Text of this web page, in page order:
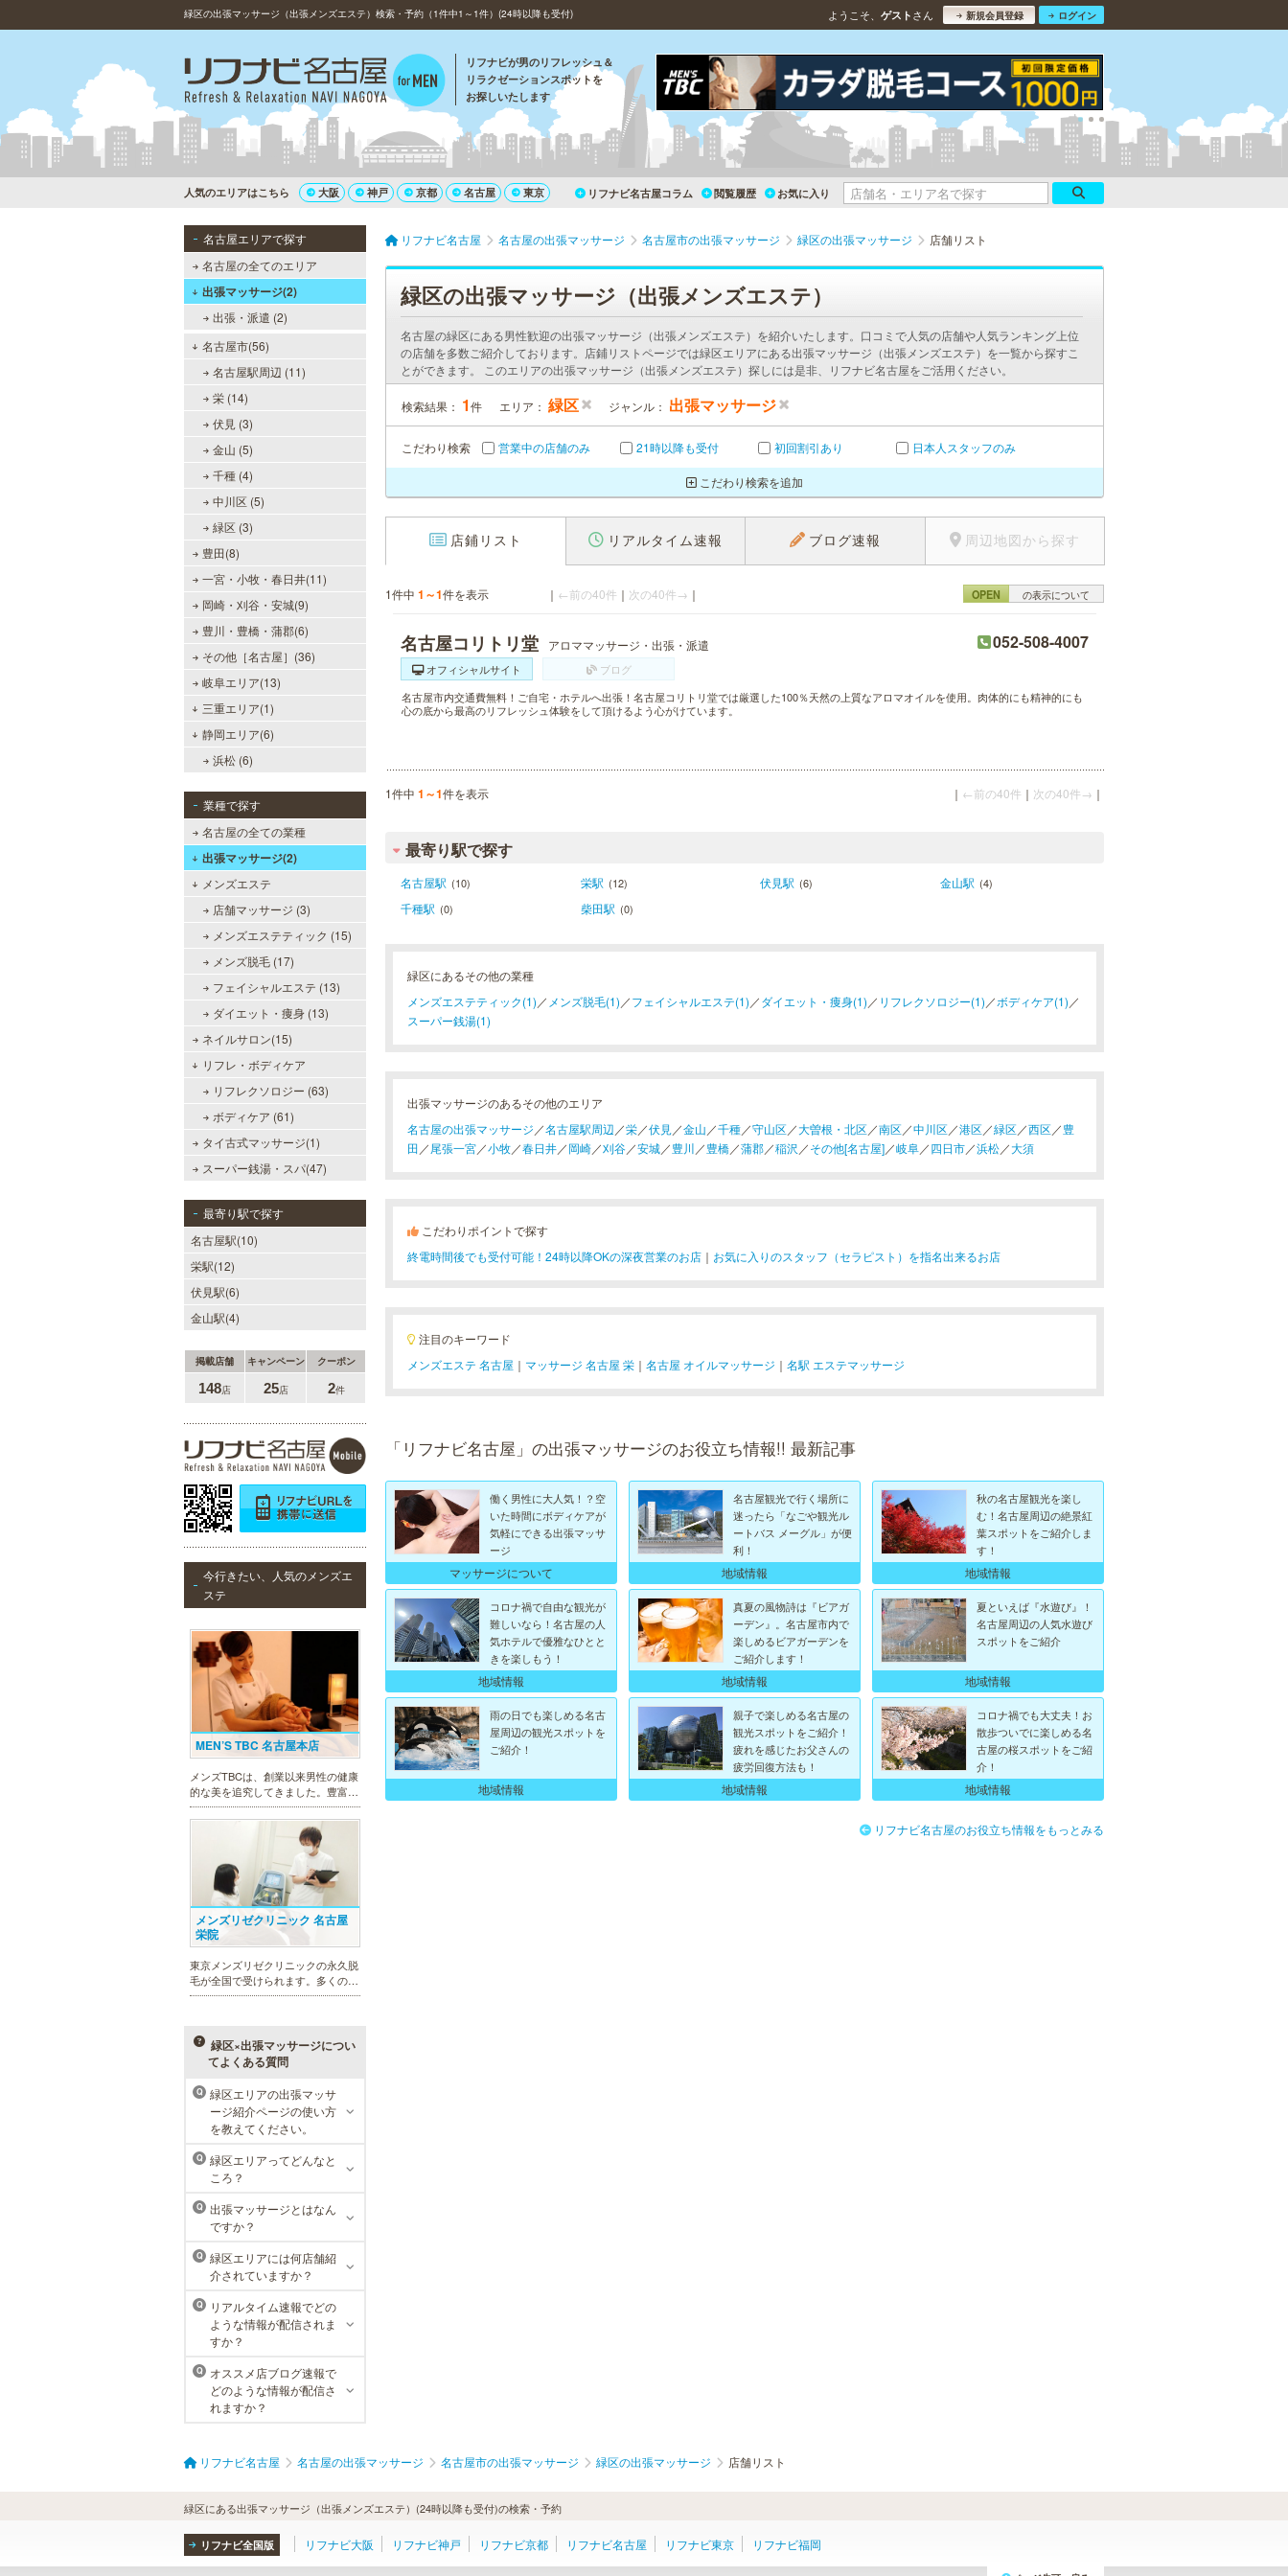
緑区の出張マッサージ（出張メンズエステ）検索・予約（1件中1～1件）(24時以降も受付) ようこそ、 ゲスト さん 新規会員登録 ログイン
リフナビが男のリフレッシュ＆
リラクゼーションスポットを
お探しいたします
人気のエリアはこちら 大阪 神戸 京都 名古屋 東京 リフナビ名古屋コラム 閲覧履歴 お気に入り
名古屋エリアで探す
名古屋の全てのエリア
出張マッサージ(2)
出張・派遣 (2)
名古屋市(56)
名古屋駅周辺 (11)
栄 (14)
伏見 (3)
金山 (5)
千種 (4)
中川区 (5)
緑区 (3)
豊田(8)
一宮・小牧・春日井(11)
岡崎・刈谷・安城(9)
豊川・豊橋・蒲郡(6)
その他［名古屋］(36)
岐阜エリア(13)
三重エリア(1)
静岡エリア(6)
浜松 (6)
業種で探す
名古屋の全ての業種
出張マッサージ(2)
メンズエステ
店舗マッサージ (3)
メンズエステティック (15)
メンズ脱毛 (17)
フェイシャルエステ (13)
ダイエット・痩身 (13)
ネイルサロン(15)
リフレ・ボディケア
リフレクソロジー (63)
ボディケア (61)
タイ古式マッサージ(1)
スーパー銭湯・スパ(47)
最寄り駅で探す
名古屋駅(10)
栄駅(12)
伏見駅(6)
金山駅(4)
掲載店舗 キャンペーン クーポン
148店 25店 2件
今行きたい、人気のメンズエ
ステ
MEN’S TBC 名古屋本店
メンズTBCは、創業以来男性の健康
的な美を追究してきました。豊富な
脱毛メニューを始め、フェイシャル
ケア、下腹引き締め等、各種お得な
体験コースを取り揃えています。選
べる種類の多さで初めての方も安心
です。
メンズリゼクリニック 名古屋
栄院
東京メンズリゼクリニックの永久脱
毛が全国で受けられます。多くの男
性患者様にご支持頂き、新宿1院か
展開するクリニックになりました。
ラ・パルレ 名古屋本店
ラ・パルレでは、内側からも外側か
らも健康的に美しく男性をサポー
ト。脱メタボリックやダイエット、
マッチョコースやにきび内外コー
ス、アロマトリートメント等多彩な
メニューをご用意。お得な体験コー
緑区×出張マッサージについ
てよくある質問
Q
緑区エリアの出張マッサ
ージ紹介ページの使い方
を教えてください。
Q
緑区エリアってどんなと
ころ？
Q
出張マッサージとはなん
ですか？
Q
緑区エリアには何店舗紹
介されていますか？
Q
リアルタイム速報でどの
ような情報が配信されま
すか？
Q
オススメ店ブログ速報で
どのような情報が配信さ
れますか？
リフナビ名古屋 名古屋の出張マッサージ 名古屋市の出張マッサージ 緑区の出張マッサージ 店舗リスト
緑区の出張マッサージ（出張メンズエステ）
名古屋の緑区にある男性歓迎の出張マッサージ（出張メンズエステ）を紹介いたします。口コミで人気の店舗や人気ランキング上位
の店舗を多数ご紹介しております。店鋪リストページでは緑区エリアにある出張マッサージ（出張メンズエステ）を一覧から探すこ
とができます。 このエリアの出張マッサージ（出張メンズエステ）探しには是非、リフナビ名古屋をご活用ください。
検索結果： 1件 エリア： 緑区 ジャンル： 出張マッサージ
こだわり検索 営業中の店舗のみ 21時以降も受付 初回割引あり 日本人スタッフのみ
こだわり検索を追加
店鋪リスト リアルタイム速報 ブログ速報 周辺地図から探す
1件中 1～1件を表示 ｜ ←前の40件 ｜ 次の40件→ ｜ OPEN の表示について
名古屋コリトリ堂 アロママッサージ・出張・派遣 052-508-4007
オフィシャルサイト
ブログ
名古屋市内交通費無料！ご自宅・ホテルへ出張！名古屋コリトリ堂では厳選した100％天然の上質なアロマオイルを使用。肉体的にも精神的にも
心の底から最高のリフレッシュ体験をして頂けるよう心がけています。
1件中 1～1件を表示 ｜ ←前の40件 ｜ 次の40件→ ｜
最寄り駅で探す
名古屋駅 (10) 栄駅 (12) 伏見駅 (6) 金山駅 (4)
千種駅 (0) 柴田駅 (0)
緑区にあるその他の業種
メンズエステティック(1) ／ メンズ脱毛(1) ／フェイシャルエステ(1) ／ダイエット・痩身(1) ／ リフレクソロジー(1) ／ボディケア(1) ／
スーパー銭湯(1)
出張マッサージのあるその他のエリア
名古屋の出張マッサージ ／名古屋駅周辺 ／栄／伏見 ／金山 ／千種／守山区／大曽根・北区／南区／中川区／港区／緑区／西区／豊
田 ／尾張一宮／小牧／春日井／岡崎／刈谷／安城／豊川 ／豊橋／蒲郡／稲沢 ／その他[名古屋]／岐阜／四日市／浜松／大須
こだわりポイントで探す
終電時間後でも受付可能！24時以降OKの深夜営業のお店 ｜ お気に入りのスタッフ（セラピスト）を指名出来るお店
注目のキーワード
メンズエステ 名古屋 ｜ マッサージ 名古屋 栄 ｜ 名古屋 オイルマッサージ ｜ 名駅 エステマッサージ
「リフナビ名古屋」の出張マッサージのお役立ち情報!! 最新記事
働く男性に大人気！？空
いた時間にボディケアが
気軽にできる出張マッサ
ージ
マッサージについて
名古屋観光で行く場所に
迷ったら「なごや観光ル
ートバス メーグル」が便
利！
地域情報
秋の名古屋観光を楽し
む！名古屋周辺の絶景紅
葉スポットをご紹介しま
す！
地域情報
コロナ禍で自由な観光が
難しいなら！名古屋の人
気ホテルで優雅なひとと
きを楽しもう！
地域情報
真夏の風物詩は『ビアガ
ーデン』。名古屋市内で
楽しめるビアガーデンを
ご紹介します！
地域情報
夏といえば『水遊び』！
名古屋周辺の人気水遊び
スポットをご紹介
地域情報
雨の日でも楽しめる名古
屋周辺の観光スポットを
ご紹介！
地域情報
親子で楽しめる名古屋の
観光スポットをご紹介！
疲れを感じたお父さんの
疲労回復方法も！
地域情報
コロナ禍でも大丈夫！お
散歩ついでに楽しめる名
古屋の桜スポットをご紹
介！
地域情報
リフナビ名古屋のお役立ち情報をもっとみる
リフナビ名古屋 名古屋の出張マッサージ 名古屋市の出張マッサージ 緑区の出張マッサージ 店舗リスト
緑区にある出張マッサージ（出張メンズエステ）(24時以降も受付)の検索・予約
リフナビ全国版 リフナビ大阪 リフナビ神戸 リフナビ京都 リフナビ名古屋 リフナビ東京 リフナビ福岡